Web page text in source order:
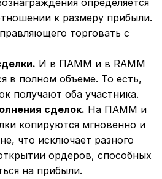
к размеру прибыли.
торговать с
И в ПАММ и в RAMM
в полном объеме. То есть,
получают оба участника.
сделок. На ПАММ и
копируются мгновенно и
что исключает разного
ордеров, способных
на прибыли.